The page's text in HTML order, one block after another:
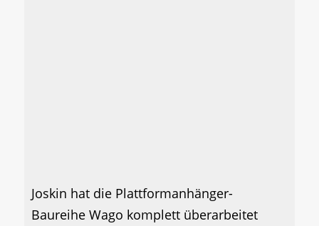
Joskin hat die Plattformanhänger-
Baureihe Wago komplett überarbeitet